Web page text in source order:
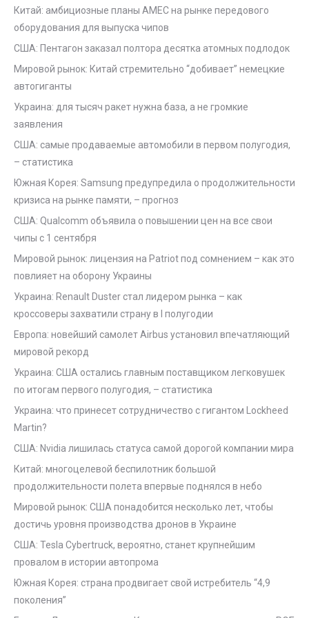
Китай: амбициозные планы AMEC на рынке передового
оборудования для выпуска чипов
США: Пентагон заказал полтора десятка атомных подлодок
Мировой рынок: Китай стремительно “добивает” немецкие
автогиганты
Украина: для тысяч ракет нужна база, а не громкие
заявления
США: самые продаваемые автомобили в первом полугодия,
– статистика
Южная Корея: Samsung предупредила о продолжительности
кризиса на рынке памяти, – прогноз
США: Qualcomm объявила о повышении цен на все свои
чипы с 1 сентября
Мировой рынок: лицензия на Patriot под сомнением – как это
повлияет на оборону Украины
Украина: Renault Duster стал лидером рынка – как
кроссоверы захватили страну в I полугодии
Европа: новейший самолет Airbus установил впечатляющий
мировой рекорд
Украина: США остались главным поставщиком легковушек
по итогам первого полугодия, – статистика
Украина: что принесет сотрудничество с гигантом Lockheed
Martin?
США: Nvidia лишилась статуса самой дорогой компании мира
Китай: многоцелевой беспилотник большой
продолжительности полета впервые поднялся в небо
Мировой рынок: США понадобится несколько лет, чтобы
достичь уровня производства дронов в Украине
США: Tesla Cybertruck, вероятно, станет крупнейшим
провалом в истории автопрома
Южная Корея: страна продвигает свой истребитель “4,9
поколения”